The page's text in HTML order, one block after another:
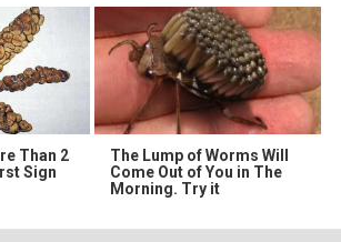
Than 2
Sign
The Lump of Worms Will
Come Out of You in The
Morning. Try it